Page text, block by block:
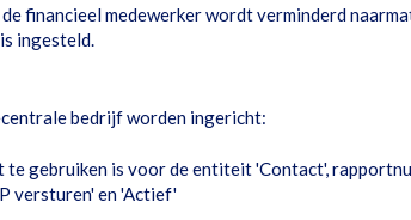
financieel medewerker wordt verminderd
ingesteld.
bedrijf worden ingericht:
te gebruiken is voor de entiteit 'Contact',
versturen' en 'Actief'